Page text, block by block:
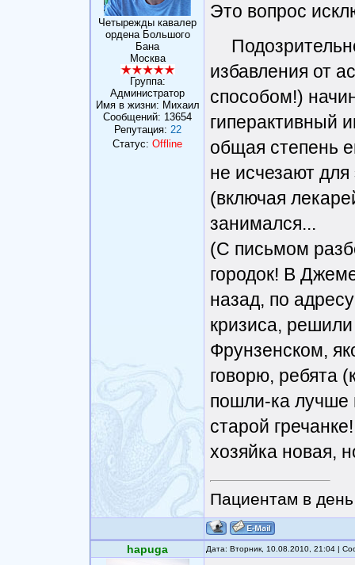
Четырежды кавалер
ордена Большого
Бана
Москва
Группа:
Администратор
Имя в жизни: Михаил
Сообщений: 13654
Репутация: 22
Статус: Offline
Это вопрос
избавления от
способом!)
гиперактивный
общая степень
не исчезают
(включая
занимался...
(С письмом
городок! В
назад, по
кризиса,
Фрунзенском,
говорю, ребята
пошли-ка лучше
старой
хозяйка новая,
Пациентам в
hapuga Дата: Вторник, 10.08.2010, 21:04 |